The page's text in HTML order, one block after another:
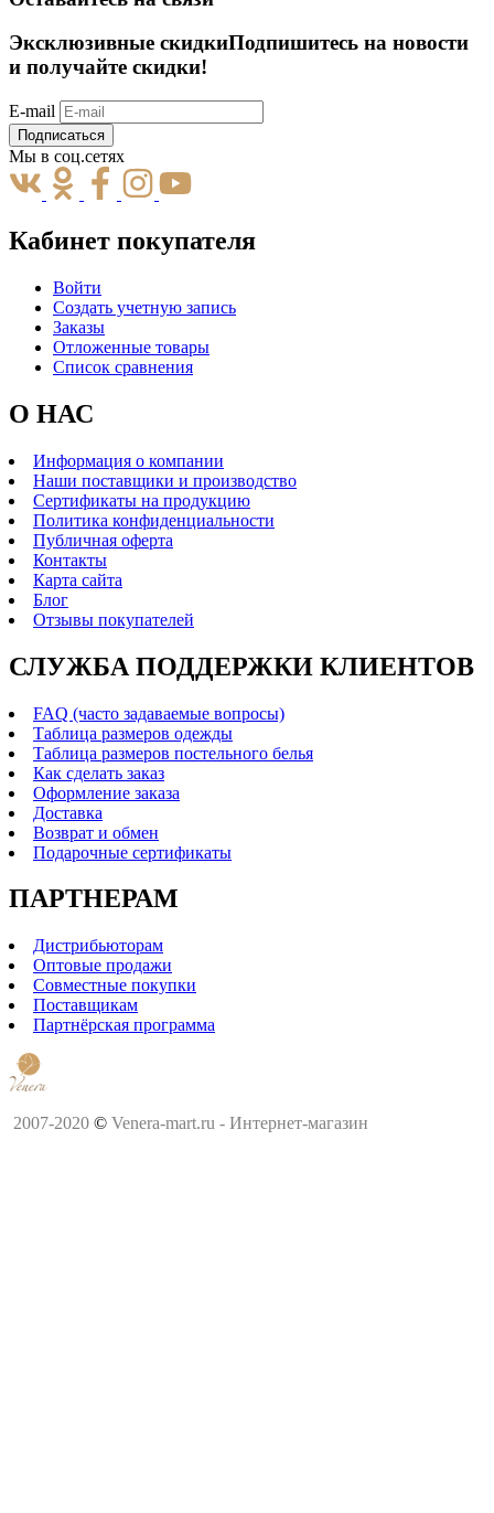
Эксклюзивные скидкиПодпишитесь на новости
и получайте скидки!
E-mail
Подписаться
Мы в соц.сетях
Кабинет покупателя
Войти
Создать учетную запись
Заказы
Отложенные товары
Список сравнения
О НАС
Информация о компании
Наши поставщики и производство
Сертификаты на продукцию
Политика конфиденциальности
Публичная оферта
Контакты
Карта сайта
Блог
Отзывы покупателей
СЛУЖБА ПОДДЕРЖКИ КЛИЕНТОВ
FAQ (часто задаваемые вопросы)
Таблица размеров одежды
Таблица размеров постельного белья
Как сделать заказ
Оформление заказа
Доставка
Возврат и обмен
Подарочные сертификаты
ПАРТНЕРАМ
Дистрибьюторам
Оптовые продажи
Совместные покупки
Поставщикам
Партнёрская программа
2007-2020 © Venera-mart.ru - Интернет-магазин